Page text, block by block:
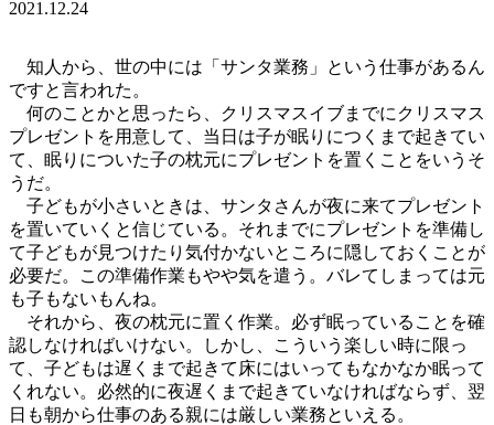
2021.12.24
知人から、世の中には「サンタ業務」という仕事があるん
ですと言われた。
何のことかと思ったら、クリスマスイブまでにクリスマス
プレゼントを用意して、当日は子が眠りにつくまで起きてい
て、眠りについた子の枕元にプレゼントを置くことをいうそ
うだ。
子どもが小さいときは、サンタさんが夜に来てプレゼント
を置いていくと信じている。それまでにプレゼントを準備し
て子どもが見つけたり気付かないところに隠しておくことが
必要だ。この準備作業もやや気を遣う。バレてしまっては元
も子もないもんね。
それから、夜の枕元に置く作業。必ず眠っていることを確
認しなければいけない。しかし、こういう楽しい時に限っ
て、子どもは遅くまで起きて床にはいってもなかなか眠って
くれない。必然的に夜遅くまで起きていなければならず、翌
日も朝から仕事のある親には厳しい業務といえる。